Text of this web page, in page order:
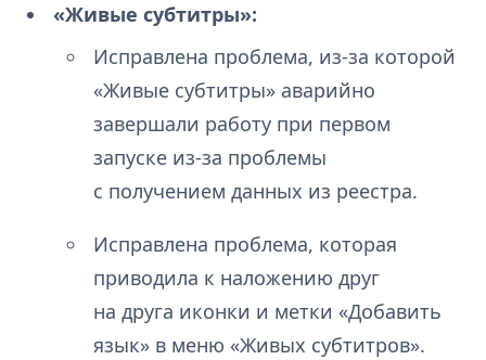
«Живые субтитры»:
Исправлена проблема, из-за которой
«Живые субтитры» аварийно
завершали работу при первом
запуске из-за проблемы
с получением данных из реестра.
Исправлена проблема, которая
приводила к наложению друг
на друга иконки и метки «Добавить
язык» в меню «Живых субтитров».